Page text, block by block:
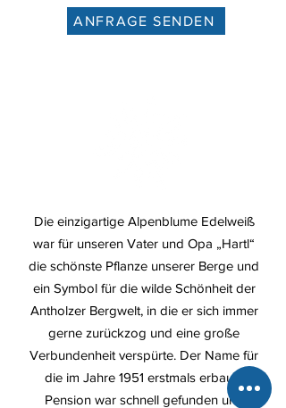
ANFRAGE SENDEN
Die einzigartige Alpenblume Edelweiß
war für unseren Vater und Opa „Hartl“
die schönste Pflanze unserer Berge und
ein Symbol für die wilde Schönheit der
Antholzer Bergwelt, in die er sich immer
gerne zurückzog und eine große
Verbundenheit verspürte. Der Name für
die im Jahre 1951 erstmals erbaute
Pension war schnell gefunden und